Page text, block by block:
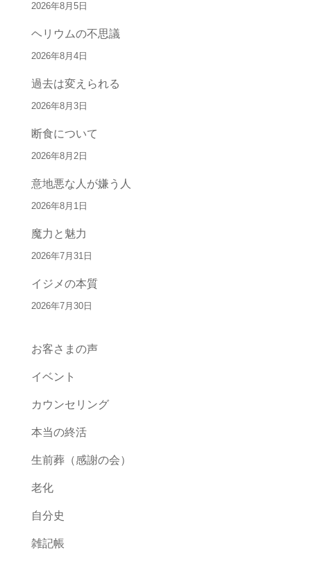
2026年8月5日
ヘリウムの不思議
2026年8月4日
過去は変えられる
2026年8月3日
断食について
2026年8月2日
意地悪な人が嫌う人
2026年8月1日
魔力と魅力
2026年7月31日
イジメの本質
2026年7月30日
お客さまの声
イベント
カウンセリング
本当の終活
生前葬（感謝の会）
老化
自分史
雑記帳